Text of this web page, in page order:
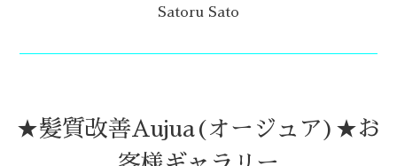
Satoru Sato
★髪質改善Aujua(オージュア)★お